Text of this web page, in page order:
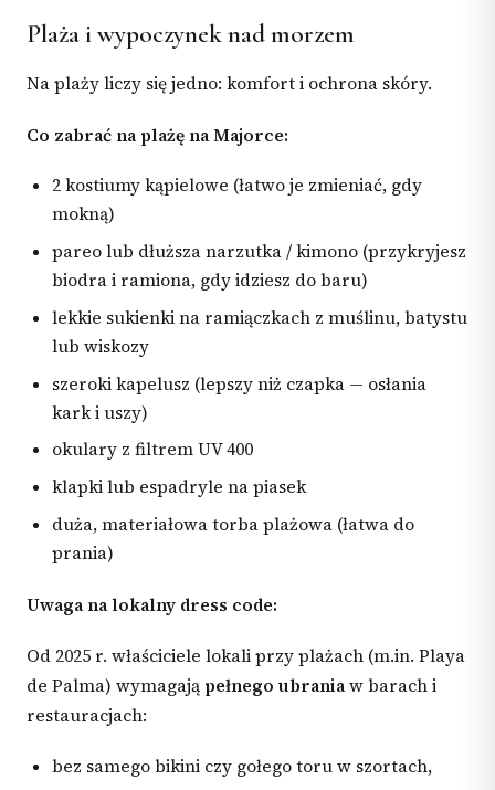
Plaża i wypoczynek nad morzem
Na plaży liczy się jedno: komfort i ochrona skóry.
Co zabrać na plażę na Majorce:
2 kostiumy kąpielowe (łatwo je zmieniać, gdy
mokną)
pareo lub dłuższa narzutka / kimono (przykryjesz
biodra i ramiona, gdy idziesz do baru)
lekkie sukienki na ramiączkach z muślinu, batystu
lub wiskozy
szeroki kapelusz (lepszy niż czapka — osłania
kark i uszy)
okulary z filtrem UV 400
klapki lub espadryle na piasek
duża, materiałowa torba plażowa (łatwa do
prania)
Uwaga na lokalny dress code:
Od 2025 r. właściciele lokali przy plażach (m.in. Playa
de Palma) wymagają pełnego ubraniaw barach i
restauracjach:
bez samego bikini czy gołego toru w szortach,